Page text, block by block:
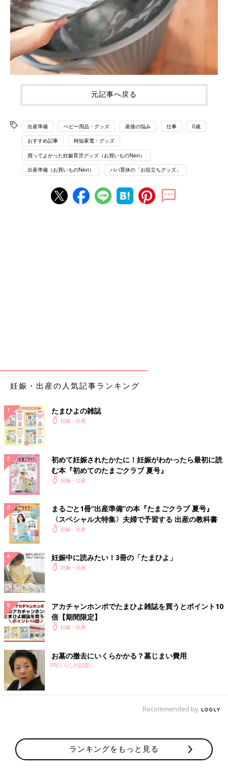
元記事へ戻る
出産準備 ベビー用品・グッズ 産後の悩み 仕事 0歳
おすすめ記事 時短家電・グッズ
買ってよかった妊娠育児グッズ（お買いものNavi）
出産準備（お買いものNavi） パパ育休の「お役立ちグッズ」
妊娠・出産の人気記事ランキング
たまひよの雑誌
妊娠・出産
初めて妊娠されたかたに！妊娠がわかったら最初に読
む本『初めてのたまごクラブ 夏号』
妊娠・出産
まるごと1冊“出産準備”の本『たまごクラブ 夏号』
〈スペシャル大特集〉夫婦で予習する 出産の教科書
妊娠・出産
妊娠中に読みたい！3冊の「たまひよ」
妊娠・出産
アカチャンホンポでたまひよ雑誌を買うとポイント10
倍【期間限定】
妊娠・出産
お墓の撤去にいくらかかる？墓じまい費用
PR(くらしの話題)
Recommended by
ランキングをもっと見る